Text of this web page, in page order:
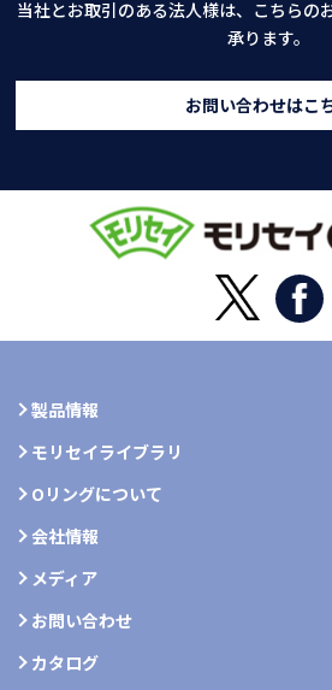
当社とお取引のある法人様は、こちらの
承ります。
お問い合わせはこ
製品情報
モリセイライブラリ
Oリングについて
会社情報
メディア
お問い合わせ
カタログ